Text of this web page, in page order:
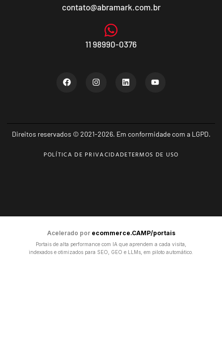
contato@abramark.com.br
11 98990-0376
Direitos reservados © 2021-2026. Em conformidade com a LGPD.
POLÍTICA DE PRIVACIDADETERMOS DE USO
Acelerado por ecommerce.CAMP/portais
Portais de alta performance com IA que aprendem a cada visita,
indexados e otimizados para SEO, GEO e LLMs, em piloto automático.